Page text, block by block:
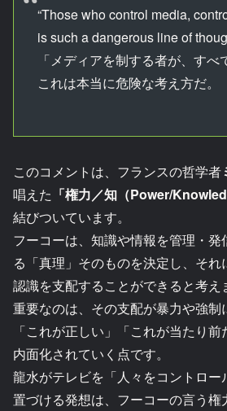
“Those who control media,
is such a dangerous line of
「メディアを制する者が、す
これは本当に危険な考え方だ。
このコメントは、フランスの哲学者
唱えた 「権力／知（Power/
結びついています。
フーコーは、知識や情報を管理・
る「真理」そのものを決定し、そ
認識を支配することができると考え
重要なのは、その支配が暴力や強制
「これが正しい」「これが当たり
内面化されていく点です。
龍水がテレビを「人々をコントロー
置づける発想は、フーコーの言う権